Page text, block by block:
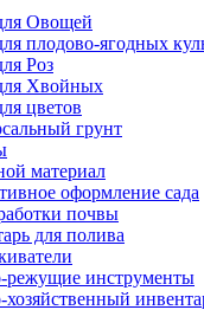
Овощей
плодово-ягодных
Роз
Хвойных
цветов
грунт
материал
оформление сада
почвы
для полива
режущие инструменты
хозяйственный